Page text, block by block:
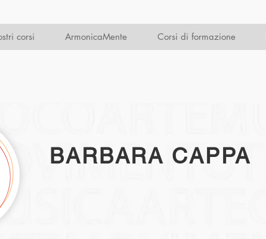
corsi ArmonicaMente Corsi di formazione
BARBARA CAPPA